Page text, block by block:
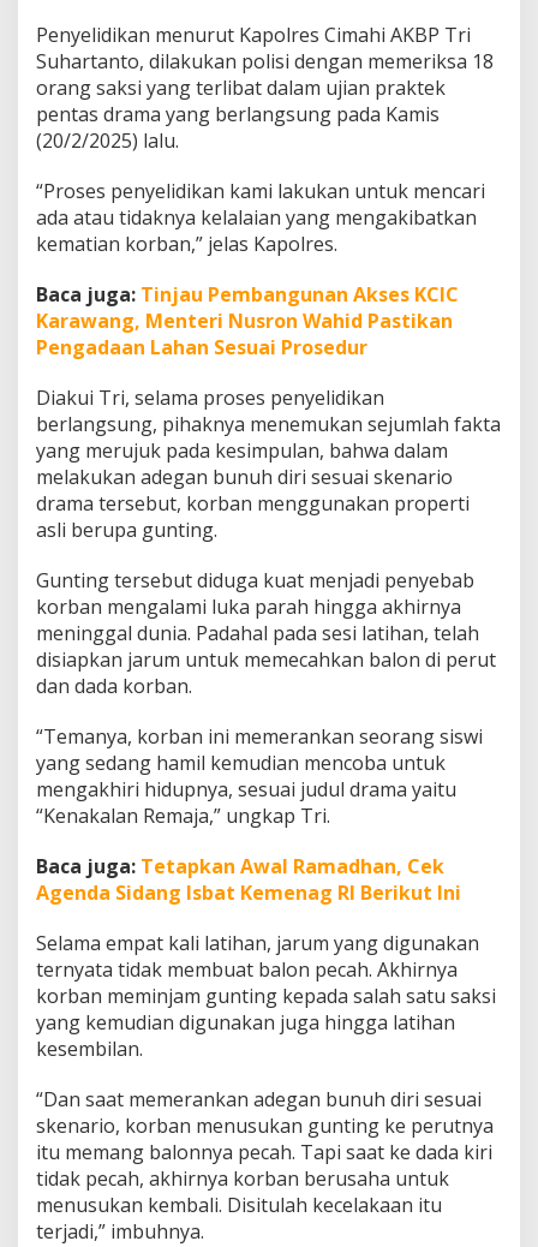
i
d
i
k
a
s
u
S
i
s
w
T
e
w
a
s
S
P
e
r
n
n
D
a
m
S
e
l
a
h
Penyelidikan menurut Kapolres Cimahi AKBP Tri
Suhartanto, dilakukan polisi dengan memeriksa 18
orang saksi yang terlibat dalam ujian praktek
pentas drama yang berlangsung pada Kamis
(20/2/2025) lalu.
“Proses penyelidikan kami lakukan untuk mencari
ada atau tidaknya kelalaian yang mengakibatkan
kematian korban,” jelas Kapolres.
Baca juga: Tinjau Pembangunan Akses KCIC
Karawang, Menteri Nusron Wahid Pastikan
Pengadaan Lahan Sesuai Prosedur
Diakui Tri, selama proses penyelidikan
berlangsung, pihaknya menemukan sejumlah fakta
yang merujuk pada kesimpulan, bahwa dalam
melakukan adegan bunuh diri sesuai skenario
drama tersebut, korban menggunakan properti
asli berupa gunting.
Gunting tersebut diduga kuat menjadi penyebab
korban mengalami luka parah hingga akhirnya
meninggal dunia. Padahal pada sesi latihan, telah
disiapkan jarum untuk memecahkan balon di perut
dan dada korban.
“Temanya, korban ini memerankan seorang siswi
yang sedang hamil kemudian mencoba untuk
mengakhiri hidupnya, sesuai judul drama yaitu
“Kenakalan Remaja,” ungkap Tri.
Baca juga: Tetapkan Awal Ramadhan, Cek
Agenda Sidang Isbat Kemenag RI Berikut Ini
Selama empat kali latihan, jarum yang digunakan
ternyata tidak membuat balon pecah. Akhirnya
korban meminjam gunting kepada salah satu saksi
yang kemudian digunakan juga hingga latihan
kesembilan.
“Dan saat memerankan adegan bunuh diri sesuai
skenario, korban menusukan gunting ke perutnya
itu memang balonnya pecah. Tapi saat ke dada kiri
tidak pecah, akhirnya korban berusaha untuk
menusukan kembali. Disitulah kecelakaan itu
terjadi,” imbuhnya.